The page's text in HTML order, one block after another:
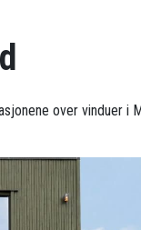
over vinduer i